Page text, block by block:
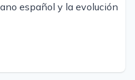
español y la evolución